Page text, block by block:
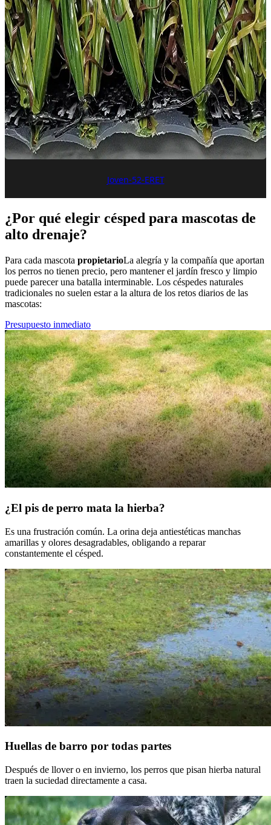
Joven-52-ERET
¿Por qué elegir césped para mascotas de
alto drenaje?
Para cada mascota propietarioLa alegría y la compañía que aportan
los perros no tienen precio, pero mantener el jardín fresco y limpio
puede parecer una batalla interminable. Los céspedes naturales
tradicionales no suelen estar a la altura de los retos diarios de las
mascotas:
Presupuesto inmediato
¿El pis de perro mata la hierba?
Es una frustración común. La orina deja antiestéticas manchas
amarillas y olores desagradables, obligando a reparar
constantemente el césped.
Huellas de barro por todas partes
Después de llover o en invierno, los perros que pisan hierba natural
traen la suciedad directamente a casa.